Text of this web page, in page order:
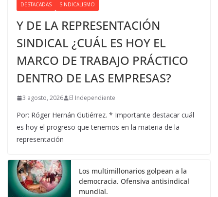
DESTACADAS SINDICALISMO
Y DE LA REPRESENTACIÓN
SINDICAL ¿CUÁL ES HOY EL
MARCO DE TRABAJO PRÁCTICO
DENTRO DE LAS EMPRESAS?
3 agosto, 2026 El Independiente
Por: Róger Hernán Gutiérrez. * Importante destacar cuál
es hoy el progreso que tenemos en la materia de la
representación
Los multimillonarios golpean a la
democracia. Ofensiva antisindical
mundial.